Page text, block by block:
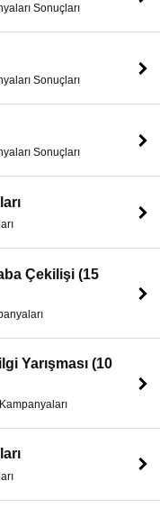
Sonuçları
Sonuçları
Sonuçları
Çekilişi (15
Yarışması (10